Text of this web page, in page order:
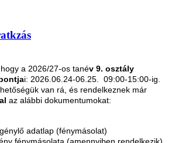
a 2026/27-os tanév 9. osztály
i: 2026.06.24-06.25. 09:00-15:00-ig.
van rá, és rendelkeznek már
az alábbi dokumentumokat:
adatlap (fénymásolat)
fénymásolata (amennyiben rendelkezik)